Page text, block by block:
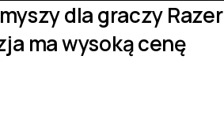
dla graczy Razer
ma wysoką cenę